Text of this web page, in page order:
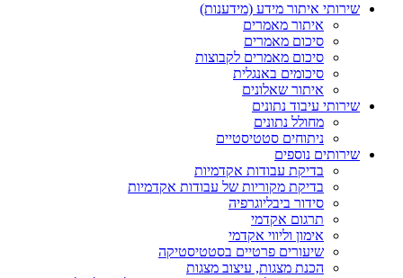
שירותי איתור מידע (מידענות)
איתור מאמרים
סיכום מאמרים
סיכום מאמרים לקבוצות
סיכומים באנגלית
איתור שאלונים
שירותי עיבוד נתונים
מחולל נתונים
ניתוחים סטטיסטיים
שירותים נוספים
בדיקת עבודות אקדמיות
בדיקת מקוריות של עבודות אקדמיות
סידור ביבליוגרפיה
תרגום אקדמי
אימון וליווי אקדמי
שיעורים פרטיים בסטטיסטיקה
הכנת מצגות, עיצוב מצגות